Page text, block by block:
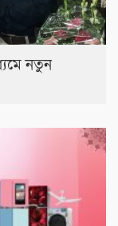
নতুন